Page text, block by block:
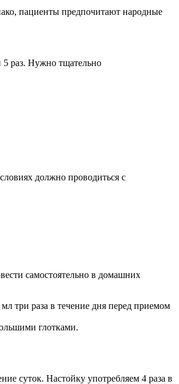
пациенты предпочитают народные
5 раз. Нужно тщательно
должно проводиться с
самостоятельно в домашних
три раза в течение дня перед приемом
глотками.
суток. Настойку употребляем 4 раза в